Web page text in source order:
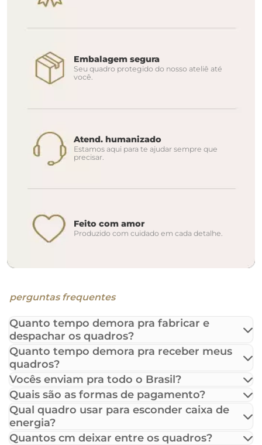
Embalagem segura
Seu quadro protegido do nosso ateliê até
você.
Atend. humanizado
Estamos aqui para te ajudar sempre que
precisar.
Feito com amor
Produzido com cuidado em cada detalhe.
perguntas frequentes
Quanto tempo demora pra fabricar e
despachar os quadros?
Quanto tempo demora pra receber meus
quadros?
Vocês enviam pra todo o Brasil?
Quais são as formas de pagamento?
Qual quadro usar para esconder caixa de
energia?
Quantos cm deixar entre os quadros?